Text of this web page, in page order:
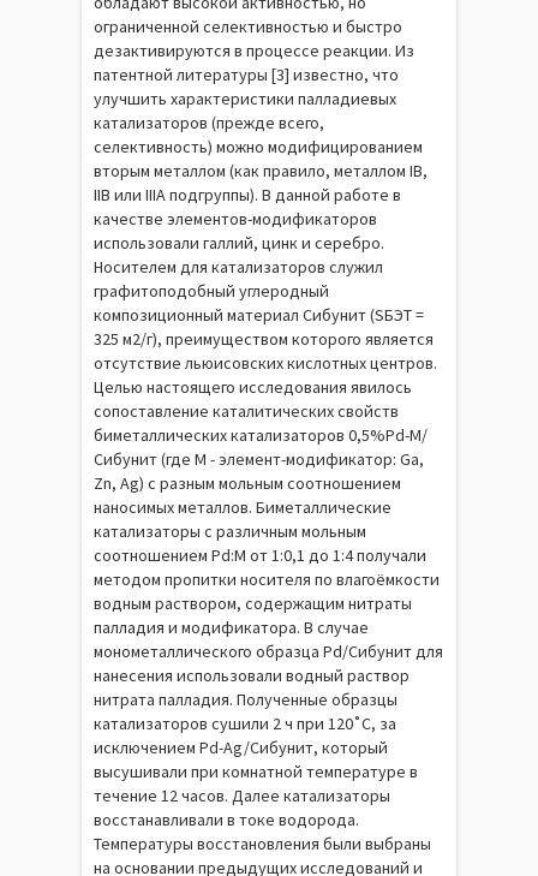
ограниченной селективностью и быстро
дезактивируются в процессе реакции. Из
патентной литературы [3] известно, что
улучшить характеристики палладиевых
катализаторов (прежде всего,
селективность) можно модифицированием
вторым металлом (как правило, металлом IB,
IIB или IIIA подгруппы). В данной работе в
качестве элементов-модификаторов
использовали галлий, цинк и серебро.
Носителем для катализаторов служил
графитоподобный углеродный
композиционный материал Сибунит (SБЭТ =
325 м2/г), преимуществом которого является
отсутствие льюисовских кислотных центров.
Целью настоящего исследования явилось
сопоставление каталитических свойств
биметаллических катализаторов 0,5%Pd-M/
Сибунит (где М - элемент-модификатор: Ga,
Zn, Ag) с разным мольным соотношением
наносимых металлов. Биметаллические
катализаторы с различным мольным
соотношением Pd:M от 1:0,1 до 1:4 получали
методом пропитки носителя по влагоёмкости
водным раствором, содержащим нитраты
палладия и модификатора. В случае
монометаллического образца Pd/Сибунит для
нанесения использовали водный раствор
нитрата палладия. Полученные образцы
катализаторов сушили 2 ч при 120˚С, за
исключением Pd-Ag/Сибунит, который
высушивали при комнатной температуре в
течение 12 часов. Далее катализаторы
восстанавливали в токе водорода.
Температуры восстановления были выбраны
на основании предыдущих исследований и